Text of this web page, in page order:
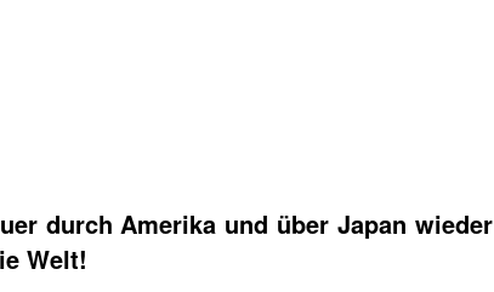
durch Amerika und über Japan
Welt!